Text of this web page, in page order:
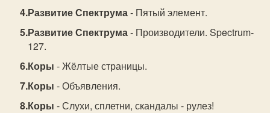
Развитие Спектрума- Пятый элемент.
Развитие Спектрума- Производители. Spectrum-
127.
Коры - Жёлтые страницы.
Коры - Объявления.
Коры - Слухи, сплетни, скандалы - рулез!